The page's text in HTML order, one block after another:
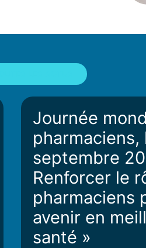
Journée
pharmaciens,
septembre
Renforcer le
pharmaciens
avenir en
santé »